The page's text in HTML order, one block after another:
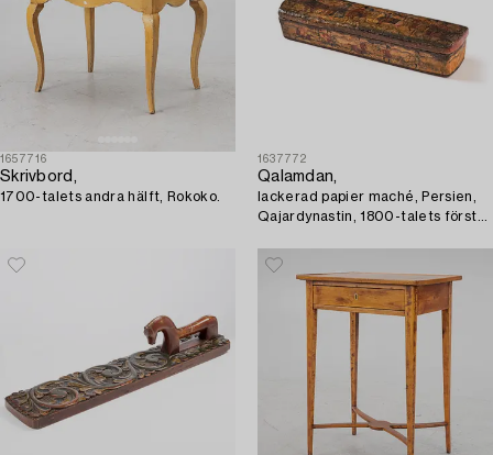
1657716
Skrivbord,
1700-talets andra hälft, Rokoko.
1637772
Qalamdan,
lackerad papier maché, Persien,
Qajardynastin, 1800-talets första